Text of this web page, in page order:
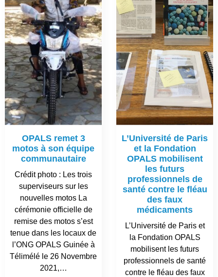
OPALS remet 3
motos à son équipe
communautaire
Crédit photo : Les trois
superviseurs sur les
nouvelles motos La
cérémonie officielle de
remise des motos s’est
tenue dans les locaux de
l’ONG OPALS Guinée à
Télimélé le 26 Novembre
2021,…
L’Université de Paris
et la Fondation
OPALS mobilisent
les futurs
professionnels de
santé contre le fléau
des faux
médicaments
L’Université de Paris et
la Fondation OPALS
mobilisent les futurs
professionnels de santé
contre le fléau des faux